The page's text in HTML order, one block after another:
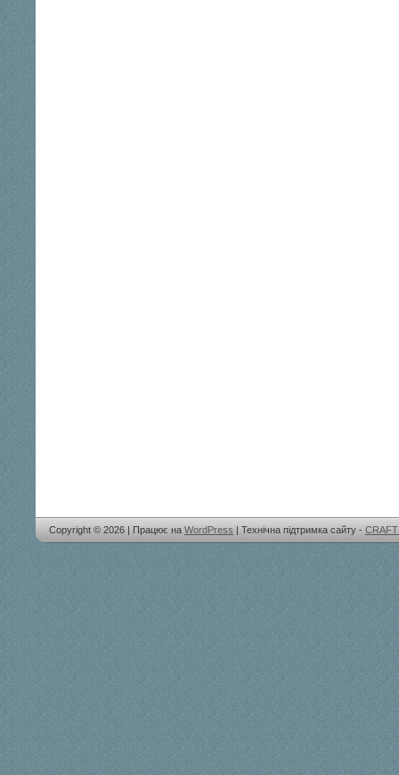
Copyright © 2026 | Працює на WordPress | Технічна підтримка сайту -